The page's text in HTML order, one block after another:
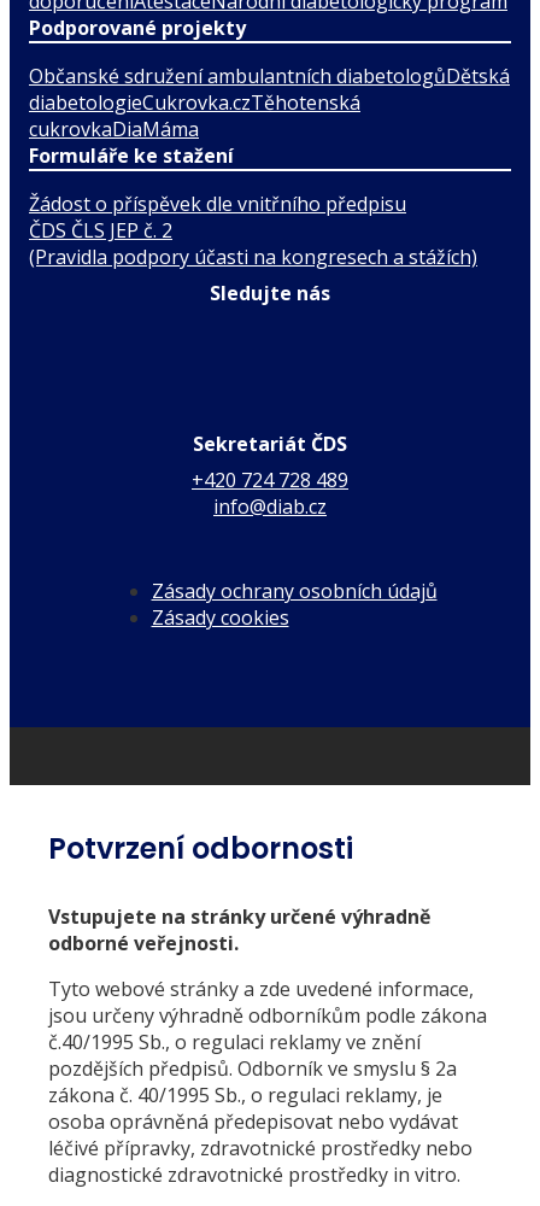
Podporované projekty
Občanské sdružení ambulantních diabetologůDětská
diabetologieCukrovka.czTěhotenská
cukrovkaDiaMáma
Formuláře ke stažení
Žádost o příspěvek dle vnitřního předpisu
ČDS ČLS JEP č. 2
(Pravidla podpory účasti na kongresech a stážích)
Sledujte nás
Sekretariát ČDS
+420 724 728 489
info@diab.cz
Zásady ochrany osobních údajů
Zásady cookies
Potvrzení odbornosti
Vstupujete na stránky určené výhradně
odborné veřejnosti.
Tyto webové stránky a zde uvedené informace,
jsou určeny výhradně odborníkům podle zákona
č.40/1995 Sb., o regulaci reklamy ve znění
pozdějších předpisů. Odborník ve smyslu § 2a
zákona č. 40/1995 Sb., o regulaci reklamy, je
osoba oprávněná předepisovat nebo vydávat
léčivé přípravky, zdravotnické prostředky nebo
diagnostické zdravotnické prostředky in vitro.